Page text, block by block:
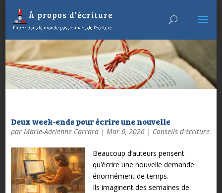
Deux week-ends pour écrire une nouvelle
par Marie-Adrienne Carrara| Mar 6, 2026| Conseils d'écriture
Beaucoup d’auteurs pensent
qu’écrire une nouvelle demande
énormément de temps.
Ils imaginent des semaines de